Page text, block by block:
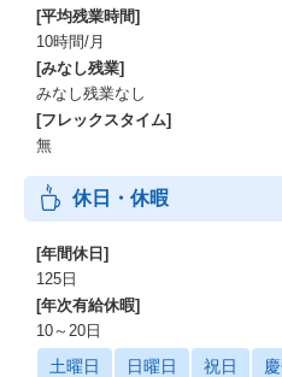
[平均残業時間]
10時間/月
[みなし残業]
みなし残業なし
[フレックスタイム]
無
休日・休暇
[年間休日]
125日
[年次有給休暇]
10～20日
土曜日 日曜日 祝日